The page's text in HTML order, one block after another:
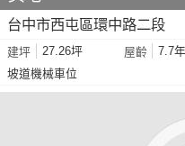
台中市西屯區環中路二段
建坪 27.26坪 屋齡 7.7年
坡道機械車位